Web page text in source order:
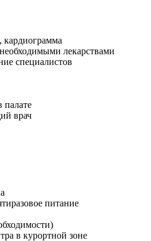
кардиограмма
лекарствами
специалистов
палате
врач
питание
в курортной зоне